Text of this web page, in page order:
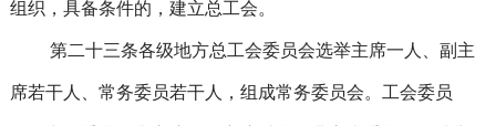
组织，具备条件的，建立总工会。
第二十三条各级地方总工会委员会选举主席一人、副主
席若干人、常务委员若干人，组成常务委员会。工会委员